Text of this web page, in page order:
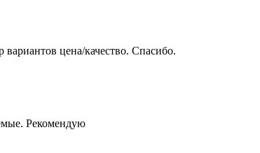
цена/качество. Спасибо.
Рекомендую